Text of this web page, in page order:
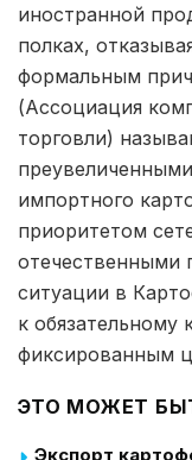
иностранной
полках,
формальным
(Ассоциация
торговли)
импортного
приоритетом
отечественными
ситуации в
к обязательному
фиксированным
ЭТО МОЖЕТ
Экспорт